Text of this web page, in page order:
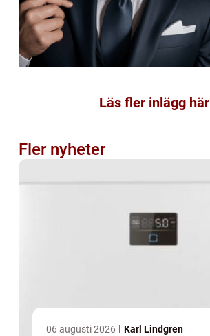
Läs fler inlägg här
Fler nyheter
06 augusti 2026 Karl Lindgren